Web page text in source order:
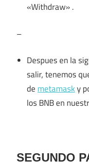
«Withdraw» .
–
Despues en la
salir, tenemos
de metamasky
los BNB en
SEGUNDO